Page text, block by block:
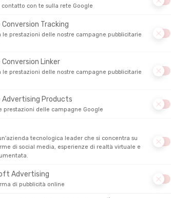
con un minimo di preparazione, anche pioggia o
temperatura senza sudare troppo. Guanti e cuffia
voi indumenti per rinfrescarvi e magari un
spesso bastano per restare asciutti,
Diventa quasi un gioco di strategia:
o godersi una bella giornata primaverile con i
la bici? È possibile cambiarsi sul posto? Ci
dell'iniziativa. Se la vostra azienda non ha
o anche una piccola doccia. Sempre più realtà
Uno
zaino ergonomico
borse laterali
sbilanciare la guida.